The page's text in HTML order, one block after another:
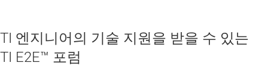
TI 엔지니어의 기술 지원을 받을 수 있는
TI E2E™ 포럼